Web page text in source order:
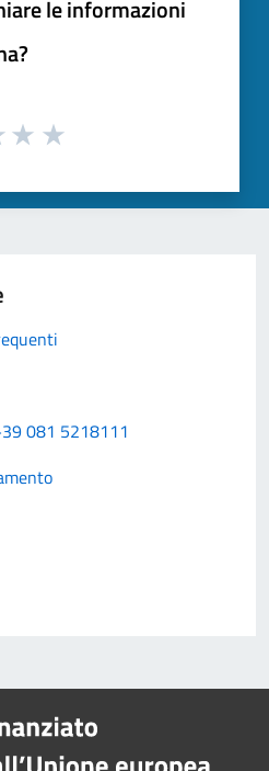
le informazioni
081 5218111